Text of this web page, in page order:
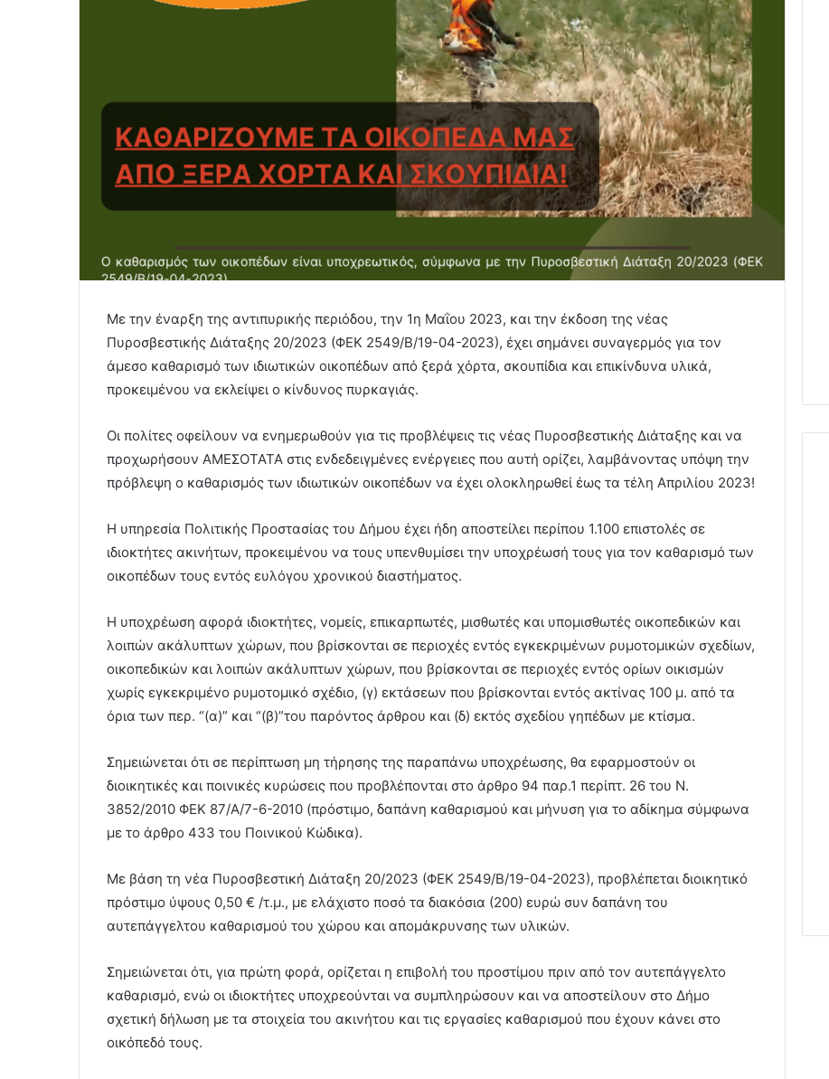
Με την έναρξη της αντιπυρικής περιόδου, την 1η Μαΐου 2023, και την έκδοση της νέας
Πυροσβεστικής Διάταξης 20/2023 (ΦΕΚ 2549/Β/19-04-2023), έχει σημάνει συναγερμός για τον
άμεσο καθαρισμό των ιδιωτικών οικοπέδων από ξερά χόρτα, σκουπίδια και επικίνδυνα υλικά,
προκειμένου να εκλείψει ο κίνδυνος πυρκαγιάς.
Οι πολίτες οφείλουν να ενημερωθούν για τις προβλέψεις τις νέας Πυροσβεστικής Διάταξης και να
προχωρήσουν ΑΜΕΣΟΤΑΤΑ στις ενδεδειγμένες ενέργειες που αυτή ορίζει, λαμβάνοντας υπόψη την
πρόβλεψη ο καθαρισμός των ιδιωτικών οικοπέδων να έχει ολοκληρωθεί έως τα τέλη Απριλίου 2023!
Η υπηρεσία Πολιτικής Προστασίας του Δήμου έχει ήδη αποστείλει περίπου 1.100 επιστολές σε
ιδιοκτήτες ακινήτων, προκειμένου να τους υπενθυμίσει την υποχρέωσή τους για τον καθαρισμό των
οικοπέδων τους εντός ευλόγου χρονικού διαστήματος.
Η υποχρέωση αφορά ιδιοκτήτες, νομείς, επικαρπωτές, μισθωτές και υπομισθωτές οικοπεδικών και
λοιπών ακάλυπτων χώρων, που βρίσκονται σε περιοχές εντός εγκεκριμένων ρυμοτομικών σχεδίων,
οικοπεδικών και λοιπών ακάλυπτων χώρων, που βρίσκονται σε περιοχές εντός ορίων οικισμών
χωρίς εγκεκριμένο ρυμοτομικό σχέδιο, (γ) εκτάσεων που βρίσκονται εντός ακτίνας 100 μ. από τα
όρια των περ. “(α)” και “(β)”του παρόντος άρθρου και (δ) εκτός σχεδίου γηπέδων με κτίσμα.
Σημειώνεται ότι σε περίπτωση μη τήρησης της παραπάνω υποχρέωσης, θα εφαρμοστούν οι
διοικητικές και ποινικές κυρώσεις που προβλέπονται στο άρθρο 94 παρ.1 περίπτ. 26 του Ν.
3852/2010 ΦΕΚ 87/Α/7-6-2010 (πρόστιμο, δαπάνη καθαρισμού και μήνυση για το αδίκημα σύμφωνα
με το άρθρο 433 του Ποινικού Κώδικα).
Με βάση τη νέα Πυροσβεστική Διάταξη 20/2023 (ΦΕΚ 2549/Β/19-04-2023), προβλέπεται διοικητικό
πρόστιμο ύψους 0,50 € /τ.μ., με ελάχιστο ποσό τα διακόσια (200) ευρώ συν δαπάνη του
αυτεπάγγελτου καθαρισμού του χώρου και απομάκρυνσης των υλικών.
Σημειώνεται ότι, για πρώτη φορά, ορίζεται η επιβολή του προστίμου πριν από τον αυτεπάγγελτο
καθαρισμό, ενώ οι ιδιοκτήτες υποχρεούνται να συμπληρώσουν και να αποστείλουν στο Δήμο
σχετική δήλωση με τα στοιχεία του ακινήτου και τις εργασίες καθαρισμού που έχουν κάνει στο
οικόπεδό τους.